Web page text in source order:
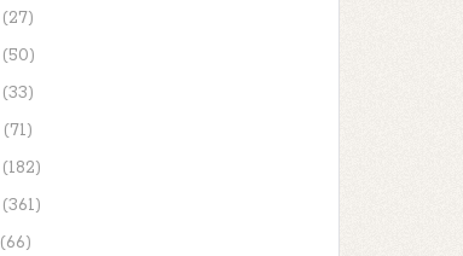
(27)
(50)
(33)
(71)
(182)
(361)
(66)